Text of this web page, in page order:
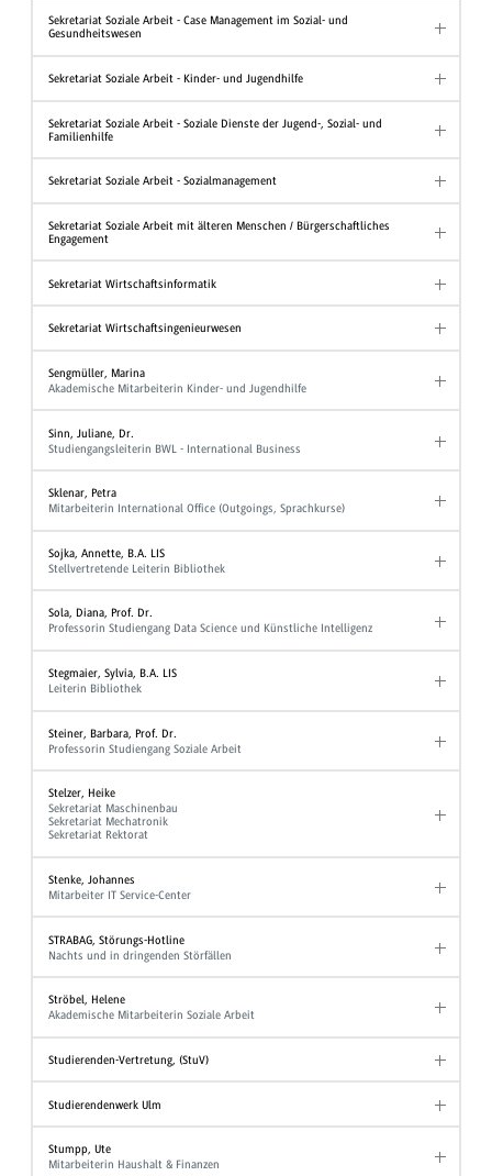
Sekretariat Soziale Arbeit - Case Management im Sozial- und
Gesundheitswesen
Sekretariat Soziale Arbeit - Kinder- und Jugendhilfe
Sekretariat Soziale Arbeit - Soziale Dienste der Jugend-, Sozial- und
Familienhilfe
Sekretariat Soziale Arbeit - Sozialmanagement
Sekretariat Soziale Arbeit mit älteren Menschen / Bürgerschaftliches
Engagement
Sekretariat Wirtschaftsinformatik
Sekretariat Wirtschaftsingenieurwesen
Sengmüller, Marina
Akademische Mitarbeiterin Kinder- und Jugendhilfe
Sinn, Juliane, Dr.
Studiengangsleiterin BWL - International Business
Sklenar, Petra
Mitarbeiterin International Office (Outgoings, Sprachkurse)
Sojka, Annette, B.A. LIS
Stellvertretende Leiterin Bibliothek
Sola, Diana, Prof. Dr.
Professorin Studiengang Data Science und Künstliche Intelligenz
Stegmaier, Sylvia, B.A. LIS
Leiterin Bibliothek
Steiner, Barbara, Prof. Dr.
Professorin Studiengang Soziale Arbeit
Stelzer, Heike
Sekretariat Maschinenbau
Sekretariat Mechatronik
Sekretariat Rektorat
Stenke, Johannes
Mitarbeiter IT Service-Center
STRABAG, Störungs-Hotline
Nachts und in dringenden Störfällen
Ströbel, Helene
Akademische Mitarbeiterin Soziale Arbeit
Studierenden-Vertretung, (StuV)
Studierendenwerk Ulm
Stumpp, Ute
Mitarbeiterin Haushalt & Finanzen